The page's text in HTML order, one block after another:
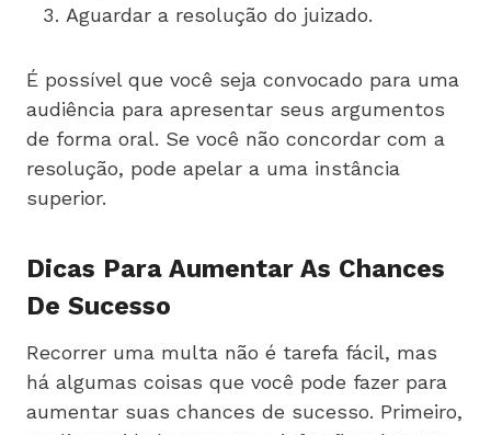
Aguardar a resolução do juizado.
É possível que você seja convocado para uma
audiência para apresentar seus argumentos
de forma oral. Se você não concordar com a
resolução, pode apelar a uma instância
superior.
Dicas Para Aumentar As Chances
De Sucesso
Recorrer uma multa não é tarefa fácil, mas
há algumas coisas que você pode fazer para
aumentar suas chances de sucesso. Primeiro,